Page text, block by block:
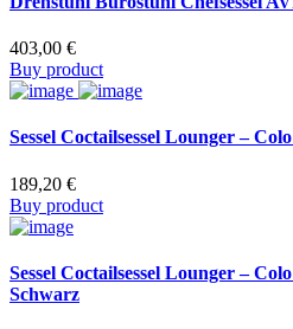
403,00 €
Buy product
Sessel Coctailsessel Lounger –
189,20 €
Buy product
Sessel Coctailsessel Lounger –
Schwarz